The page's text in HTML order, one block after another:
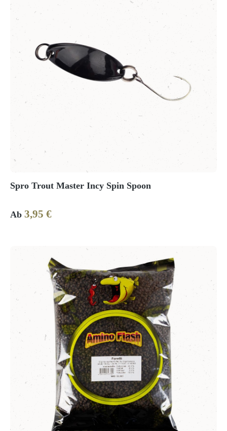
Spro Trout Master Incy Spin Spoon
Regulärer Preis:
Ab 3,95 €